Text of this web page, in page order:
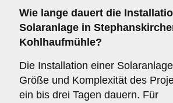
Wie lange dauert die
Solaranlage in
Kohlhaufmühle?
Die Installation einer
Größe und Komplexität des
ein bis drei Tagen dauern. Für